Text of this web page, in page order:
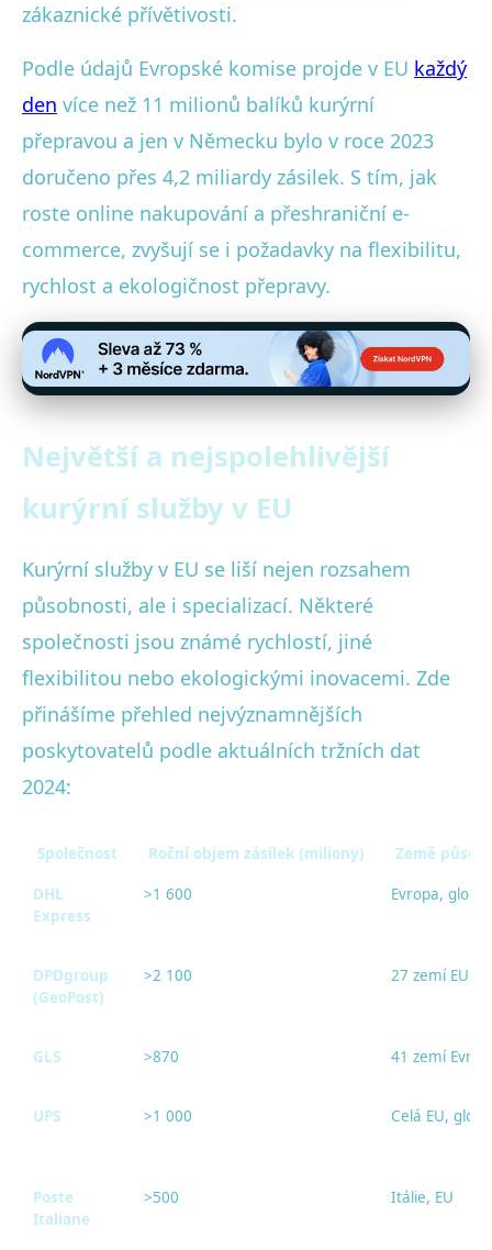
zákaznické přívětivosti.
Podle údajů Evropské komise projde v EU každý
den více než 11 milionů balíků kurýrní
přepravou a jen v Německu bylo v roce 2023
doručeno přes 4,2 miliardy zásilek. S tím, jak
roste online nakupování a přeshraniční e-
commerce, zvyšují se i požadavky na flexibilitu,
rychlost a ekologičnost přepravy.
Největší a nejspolehlivější
kurýrní služby v EU
Kurýrní služby v EU se liší nejen rozsahem
působnosti, ale i specializací. Některé
společnosti jsou známé rychlostí, jiné
flexibilitou nebo ekologickými inovacemi. Zde
přinášíme přehled nejvýznamnějších
poskytovatelů podle aktuálních tržních dat
2024:
Společnost Roční objem zásilek (miliony) Země
DHL
Express
>1 600 Evropa,
DPDgroup
(GeoPost)
>2 100 27 zemí EU
GLS >870 41 zemí
UPS >1 000 Celá EU,
Poste
Italiane
>500 Itálie, EU